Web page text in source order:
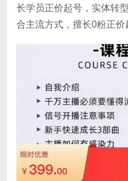
长学员正价起号，实体转
合主流方式，擅长0粉正价